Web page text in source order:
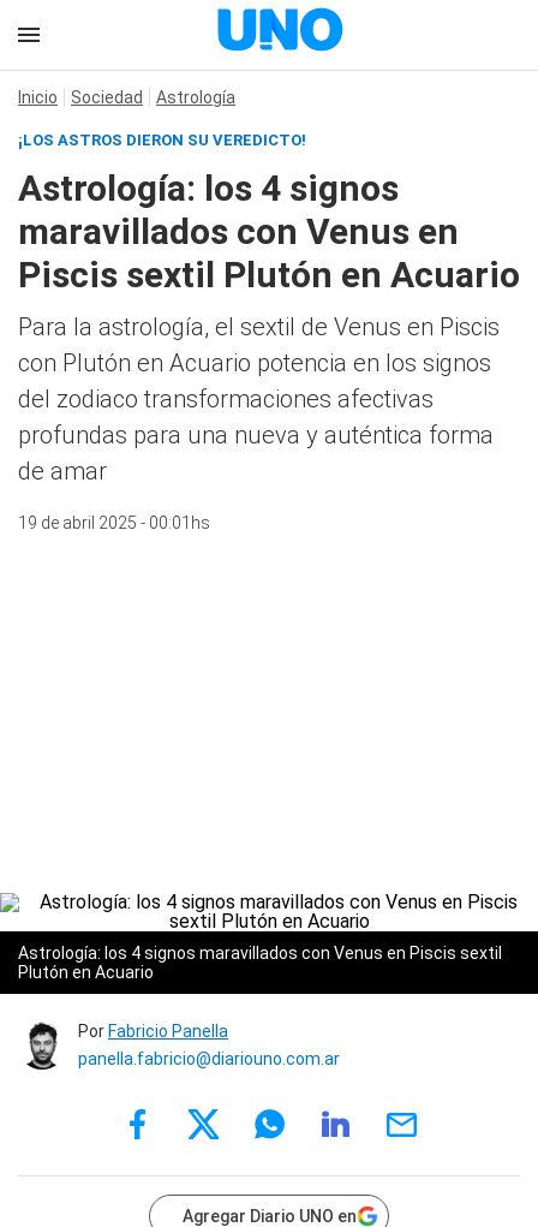
Inicio Sociedad Astrología
¡LOS ASTROS DIERON SU VEREDICTO!
Astrología: los 4 signos
maravillados con Venus en
Piscis sextil Plutón en Acuario
Para la astrología, el sextil de Venus en Piscis
con Plutón en Acuario potencia en los signos
del zodiaco transformaciones afectivas
profundas para una nueva y auténtica forma
de amar
19 de abril 2025 - 00:01hs
Astrología: los 4 signos maravillados con Venus en Piscis sextil
Plutón en Acuario
Por Fabricio Panella
panella.fabricio@diariouno.com.ar
Agregar Diario UNO en